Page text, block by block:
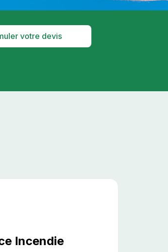
votre devis
Incendie